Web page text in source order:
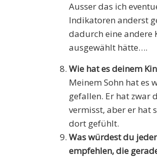
Ausser das ich
Indikatoren anderst
dadurch eine andere
ausgewählt hätte….
Wie hat es deinem
Meinem Sohn hat es
gefallen. Er hat zwar
vermisst, aber er hat
dort gefühlt.
Was würdest du
empfehlen, die